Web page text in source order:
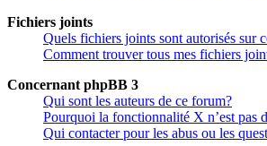
Fichiers joints
Quels fichiers joints sont autorisés sur
Comment trouver tous mes fichiers
Concernant phpBB 3
Qui sont les auteurs de ce forum?
Pourquoi la fonctionnalité X n’est pas
Qui contacter pour les abus ou les